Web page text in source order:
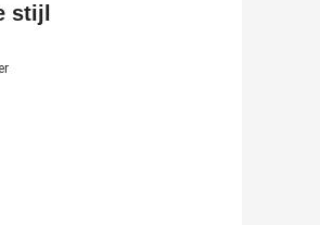
stijl